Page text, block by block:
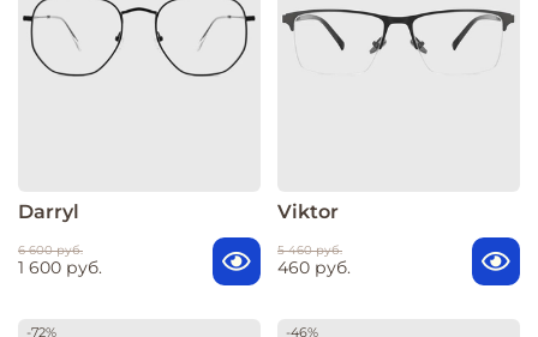
Darryl
6 600 руб.
1 600 руб.
Viktor
5 460 руб.
460 руб.
-72% -46%